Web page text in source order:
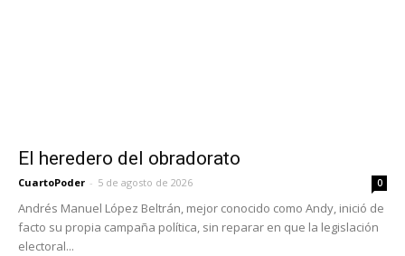
El heredero del obradorato
CuartoPoder - 5 de agosto de 2026 0
Andrés Manuel López Beltrán, mejor conocido como Andy, inició de
facto su propia campaña política, sin reparar en que la legislación
electoral...